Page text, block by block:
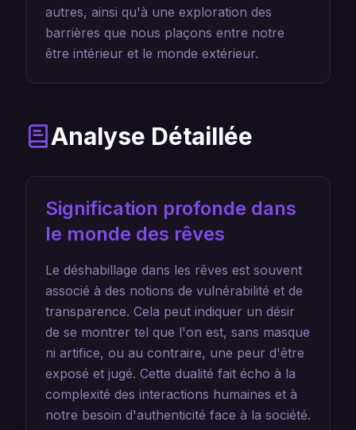
autres, ainsi qu'à une exploration des
barrières que nous plaçons entre notre
être intérieur et le monde extérieur.
Analyse Détaillée
Signification profonde dans
le monde des rêves
Le déshabillage dans les rêves est souvent
associé à des notions de vulnérabilité et de
transparence. Cela peut indiquer un désir
de se montrer tel que l'on est, sans masque
ni artifice, ou au contraire, une peur d'être
exposé et jugé. Cette dualité fait écho à la
complexité des interactions humaines et à
notre besoin d'authenticité face à la société.